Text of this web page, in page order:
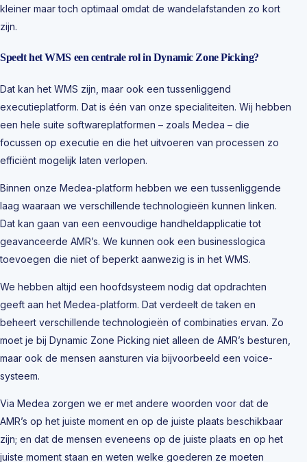
kleiner maar toch optimaal omdat de wandelafstanden zo kort
zijn.
Speelt het WMS een centrale rol in Dynamic Zone Picking?
Dat kan het WMS zijn, maar ook een tussenliggend
executieplatform. Dat is één van onze specialiteiten. Wij hebben
een hele suite softwareplatformen – zoals Medea – die
focussen op executie en die het uitvoeren van processen zo
efficiënt mogelijk laten verlopen.
Binnen onze Medea-platform hebben we een tussenliggende
laag waaraan we verschillende technologieën kunnen linken.
Dat kan gaan van een eenvoudige handheldapplicatie tot
geavanceerde AMR’s. We kunnen ook een businesslogica
toevoegen die niet of beperkt aanwezig is in het WMS.
We hebben altijd een hoofdsysteem nodig dat opdrachten
geeft aan het Medea-platform. Dat verdeelt de taken en
beheert verschillende technologieën of combinaties ervan. Zo
moet je bij Dynamic Zone Picking niet alleen de AMR’s besturen,
maar ook de mensen aansturen via bijvoorbeeld een voice-
systeem.
Via Medea zorgen we er met andere woorden voor dat de
AMR’s op het juiste moment en op de juiste plaats beschikbaar
zijn; en dat de mensen eveneens op de juiste plaats en op het
juiste moment staan en weten welke goederen ze moeten